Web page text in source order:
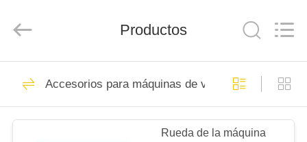
INICIO
PRODUCTOS
Proveedor.
Copyright
2025
Technology
Rights
Cuerdas de Kevlar
Productos
Accesorios para máquinas de vidrio aislante
Rueda de la máquina